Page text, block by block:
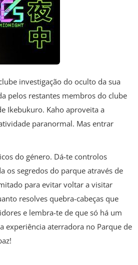
investigação do oculto da sua
pelos restantes membros do clube
Ikebukuro. Kaho aproveita a
paranormal. Mas entrar
do género. Dá-te controlos
os segredos do parque através de
para evitar voltar a visitar
resolves quebra-cabeças que
e lembra-te de que só há um
experiência aterradora no Parque de